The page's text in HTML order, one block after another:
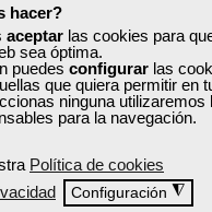
hacer?
aceptar las cookies para
sea óptima.
puedes configurar las
que quiera permitir en
ninguna utilizaremos
para la navegación.
Política de cookies
Configuración ◮